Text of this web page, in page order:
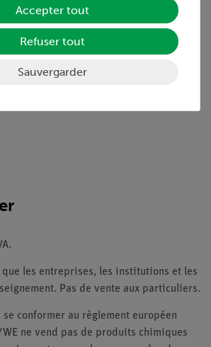
que les entreprises, les institutions et les
Pas de vente aux particuliers.
conformer au règlement européen
ne vend pas de produits chimiques
Accepter tout
Refuser tout
Sauvergarder